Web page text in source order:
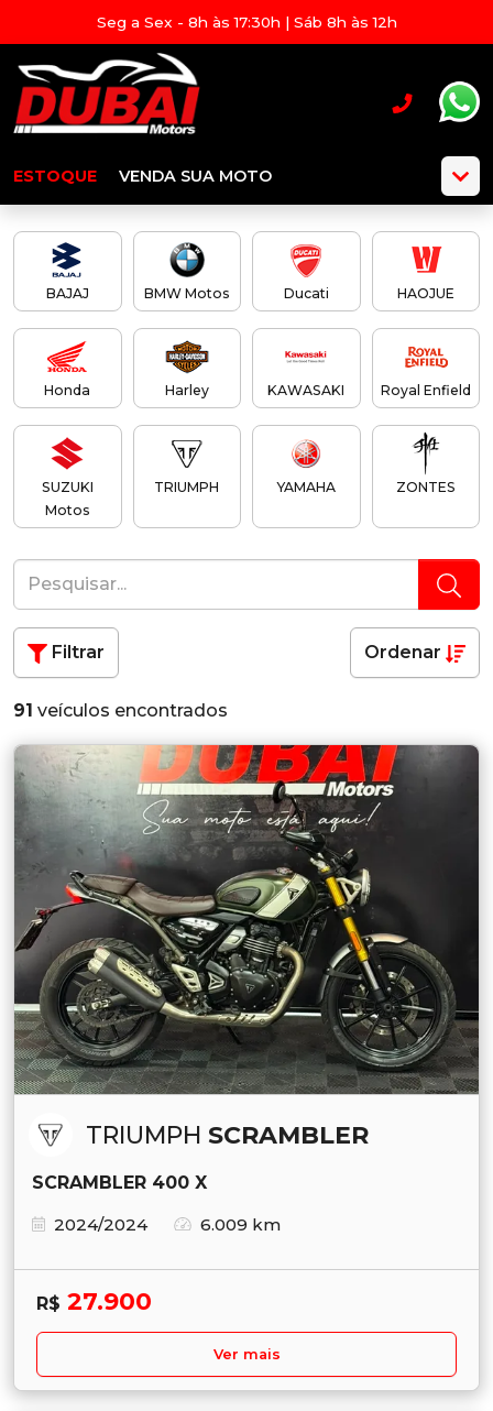
Seg a Sex - 8h às 17:30h | Sáb 8h às 12h
ESTOQUE VENDA SUA MOTO
BAJAJ BMW Motos Ducati HAOJUE
Honda Harley KAWASAKI Royal Enfield
SUZUKI
Motos
TRIUMPH YAMAHA ZONTES
Filtrar Ordenar
91 veículos encontrados
TRIUMPH SCRAMBLER
SCRAMBLER 400 X
2024/2024
6.009 km
R$ 27.900
Ver mais